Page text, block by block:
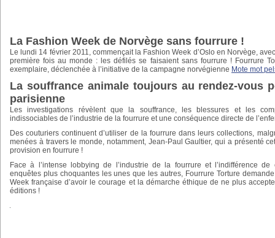
La Fashion Week de Norvège sans fourrure !
Le lundi 14 février 2011, commençait la Fashion Week d’Oslo en Norvège,
première fois au monde : les défilés se faisaient sans fourrure ! Fourrure
exemplaire, déclenchée à l’initiative de la campagne norvégienne Mote mot
La souffrance animale toujours au rendez-vous
parisienne
Les investigations révèlent que la souffrance, les blessures et les
indissociables de l’industrie de la fourrure et une conséquence directe de
Des couturiers continuent d’utiliser de la fourrure dans leurs collections,
menées à travers le monde, notamment, Jean-Paul Gaultier, qui a présenté
provision en fourrure !
Face à l’intense lobbying de l’industrie de la fourrure et l’indifférence
enquêtes plus choquantes les unes que les autres, Fourrure Torture
Week française d’avoir le courage et la démarche éthique de ne plus
éditions !